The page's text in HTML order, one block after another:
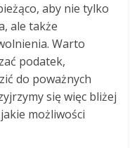
aby nie tylko
ale także
Warto
podatek,
do poważnych
się więc bliżej
możliwości